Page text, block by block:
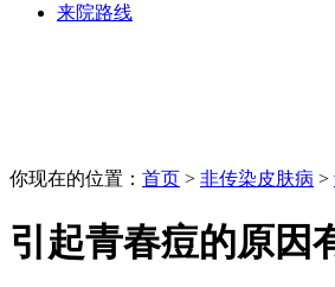
来院路线
你现在的位置： 首页 > 非传染皮肤病 >
引起青春痘的原因